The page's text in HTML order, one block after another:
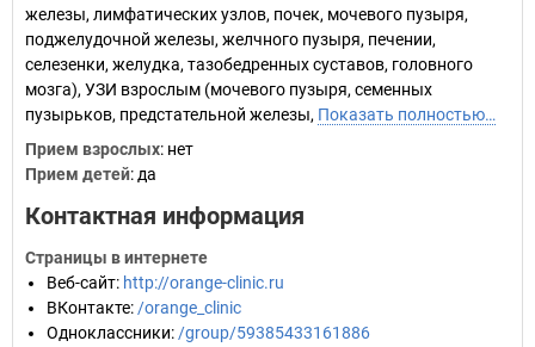
железы, лимфатических узлов, почек, мочевого пузыря,
поджелудочной железы, желчного пузыря, печении,
селезенки, желудка, тазобедренных суставов, головного
мозга), УЗИ взрослым (мочевого пузыря, семенных
пузырьков, предстательной железы, Показать полностью…
Прием взрослых: нет
Прием детей: да
Контактная информация
Страницы в интернете
Веб-сайт: http://orange-clinic.ru
ВКонтакте: /orange_clinic
Одноклассники: /group/59385433161886